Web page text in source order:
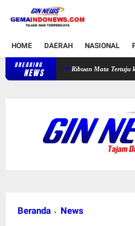
HOME DAERAH NASIONAL
BREAKING
NEWS
Ribuan Mata Tertuju ke DPMPTSP
Beranda News